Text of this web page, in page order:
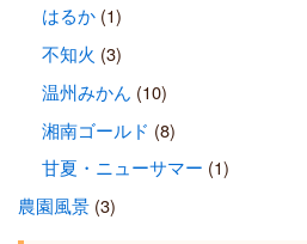
はるか(1)
不知火 (3)
温州みかん (10)
湘南ゴールド (8)
甘夏・ニューサマー (1)
農園風景(3)